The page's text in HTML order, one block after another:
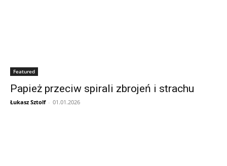
Featured
Papież przeciw spirali zbrojeń i strachu
Łukasz Sztolf - 01.01.2026